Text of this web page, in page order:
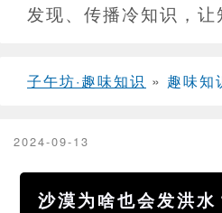
发现、传播冷知识，让
子午坊·趣味知识 » 趣味知
2024-09-13
沙漠为啥也会发洪水